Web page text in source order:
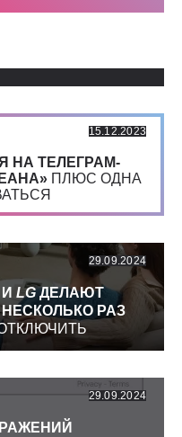
15.12.2023
НА ТЕЛЕГРАМ-
ПЛЮС ОДНА
29.09.2024
И LGДЕЛАЮТ
РАЗ
29.09.2024